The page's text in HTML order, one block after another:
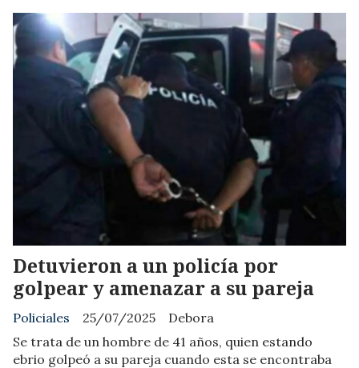
Detuvieron a un policía por
golpear y amenazar a su pareja
Debora
Policiales
25/07/2025
Se trata de un hombre de 41 años, quien estando
ebrio golpeó a su pareja cuando esta se encontraba